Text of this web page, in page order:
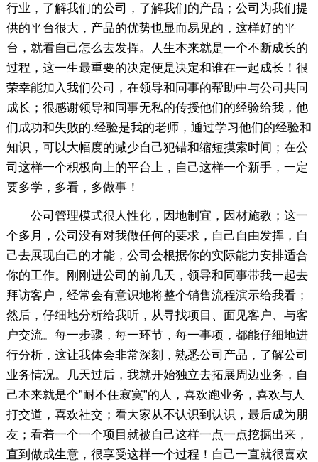
行业，了解我们的公司，了解我们的产品；公司为我们提
供的平台很大，产品的优势也显而易见的，这样好的平
台，就看自己怎么去发挥。人生本来就是一个不断成长的
过程，这一生最重要的决定便是决定和谁在一起成长！很
荣幸能加入我们公司，在领导和同事的帮助中与公司共同
成长；很感谢领导和同事无私的传授他们的经验给我，他
们成功和失败的.经验是我的老师，通过学习他们的经验和
知识，可以大幅度的减少自己犯错和缩短摸索时间；在公
司这样一个积极向上的平台上，自己这样一个新手，一定
要多学，多看，多做事！
公司管理模式很人性化，因地制宜，因材施教；这一
个多月，公司没有对我做任何的要求，自己自由发挥，自
己去展现自己的才能，公司会根据你的实际能力安排适合
你的工作。刚刚进公司的前几天，领导和同事带我一起去
拜访客户，经常会有意识地将整个销售流程演示给我看；
然后，仔细地分析给我听，从寻找项目、面见客户、与客
户交流。每一步骤，每一环节，每一事项，都能仔细地进
行分析，这让我体会非常深刻，熟悉公司产品，了解公司
业务情况。几天过后，我就开始独立去拓展周边业务，自
己本来就是个”耐不住寂寞”的人，喜欢跑业务，喜欢与人
打交道，喜欢社交；看大家从不认识到认识，最后成为朋
友；看着一个一个项目就被自己这样一点一点挖掘出来，
直到做成生意，很享受这样一个过程！自己一直就很喜欢